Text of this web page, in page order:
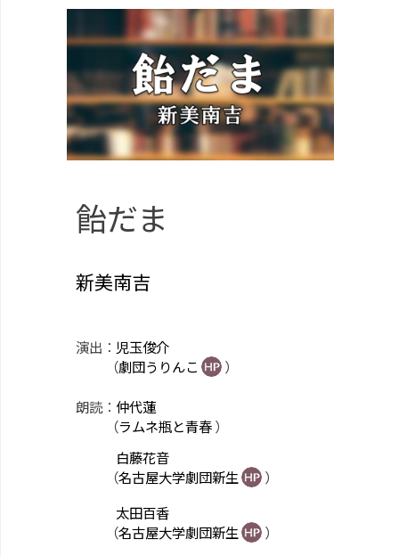
飴だま
新美南吉
演出： 児玉俊介
（劇団うりんこ ）
朗読： 仲代蓮
（ラムネ瓶と青春）
白藤花音
（名古屋大学劇団新生
）
太田百香
（名古屋大学劇団新生
）